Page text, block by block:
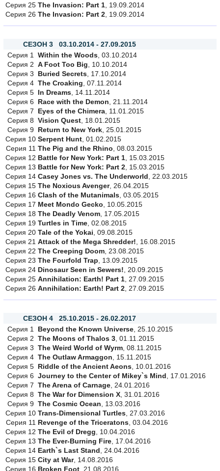
Серия 25 The Invasion: Part 1 , 19.09.2014
Серия 26 The Invasion: Part 2 , 19.09.2014
СЕЗОН 3 03.10.2014 - 27.09.2015
Серия 1
Within the Woods , 03.10.2014
Серия 2 A Foot Too Big , 10.10.2014
Серия 3
Buried Secrets , 17.10.2014
Серия 4 The Croaking , 07.11.2014
Серия 5 In Dreams , 14.11.2014
Серия 6
Race with the Demon , 21.11.2014
Серия 7
Eyes of the Chimera , 11.01.2015
Серия 8 Vision Quest , 18.01.2015
Серия 9 Return to New York , 25.01.2015
Серия 10 Serpent Hunt , 01.02.2015
Серия 11 The Pig and the Rhino , 08.03.2015
Серия 12 Battle for New York: Part 1 , 15.03.2015
Серия 13 Battle for New York: Part 2 , 15.03.2015
Серия 14 Casey Jones vs. The Underworld , 22.03.2015
Серия 15 The Noxious Avenger, 26.04.2015
Серия 16 Clash of the Mutanimals , 03.05.2015
Серия 17 Meet Mondo Gecko , 10.05.2015
Серия 18 The Deadly Venom , 17.05.2015
Серия 19 Turtles in Time , 02.08.2015
Серия 20 Tale of the Yokai , 09.08.2015
Серия 21 Attack of the Mega Shredder! , 16.08.2015
Серия 22 The Creeping Doom , 23.08.2015
Серия 23 The Fourfold Trap , 13.09.2015
Серия 24 Dinosaur Seen in Sewers! , 20.09.2015
Серия 25 Annihilation: Earth! Part 1 , 27.09.2015
Серия 26 Annihilation: Earth! Part 2 , 27.09.2015
СЕЗОН 4 25.10.2015 - 26.02.2017
Серия 1
Beyond the Known Universe , 25.10.2015
Серия 2 The Moons of Thalos 3 , 01.11.2015
Серия 3 The Weird World of Wyrm , 08.11.2015
Серия 4 The Outlaw Armaggon , 15.11.2015
Серия 5 Riddle of the Ancient Aeons , 10.01.2016
Серия 6 Journey to the Center of Mikey`s Mind , 17.01.2016
Серия 7 The Arena of Carnage , 24.01.2016
Серия 8 The War for Dimension X , 31.01.2016
Серия 9 The Cosmic Ocean , 13.03.2016
Серия 10 Trans-Dimensional Turtles , 27.03.2016
Серия 11 Revenge of the Triceratons , 03.04.2016
Серия 12 The Evil of Dregg , 10.04.2016
Серия 13 The Ever-Burning Fire , 17.04.2016
Серия 14 Earth`s Last Stand , 24.04.2016
Серия 15 City at War, 14.08.2016
Серия 16 Broken Foot , 21.08.2016